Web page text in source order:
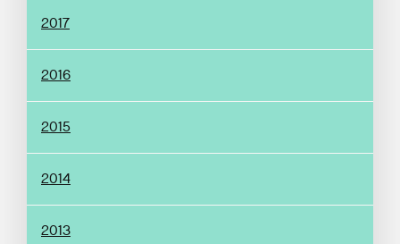
2017
2016
2015
2014
2013